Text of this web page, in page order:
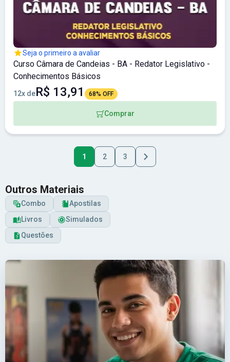
Seja o primeiro a avaliar
Curso Câmara de Candeias - BA - Redator Legislativo -
Conhecimentos Básicos
12x deR$ 13,91 68% OFF
Comprar
1 2 3
Outros Materiais
Combo
Apostilas
Livros
Simulados
Questões